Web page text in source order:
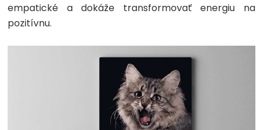
empatické a dokáže transformovať energiu na
pozitívnu.